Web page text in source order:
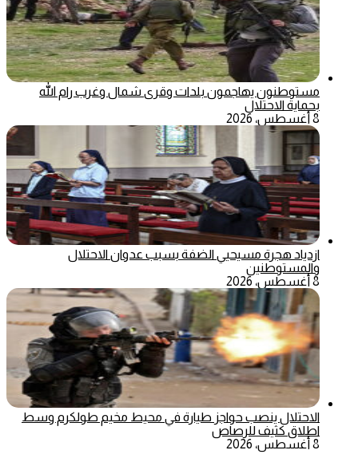
مستوطنون يهاجمون بلدات وقرى شمال وغرب رام الله
بحماية الاحتلال
8 أغسطس، 2026
ازدياد هجرة مسيحيي الضفة بسبب عدوان الاحتلال
والمستوطنين
8 أغسطس، 2026
الاحتلال ينصب حواجز طيارة في محيط مخيم طولكرم وسط
اطلاق كثيف للرصاص
8 أغسطس، 2026